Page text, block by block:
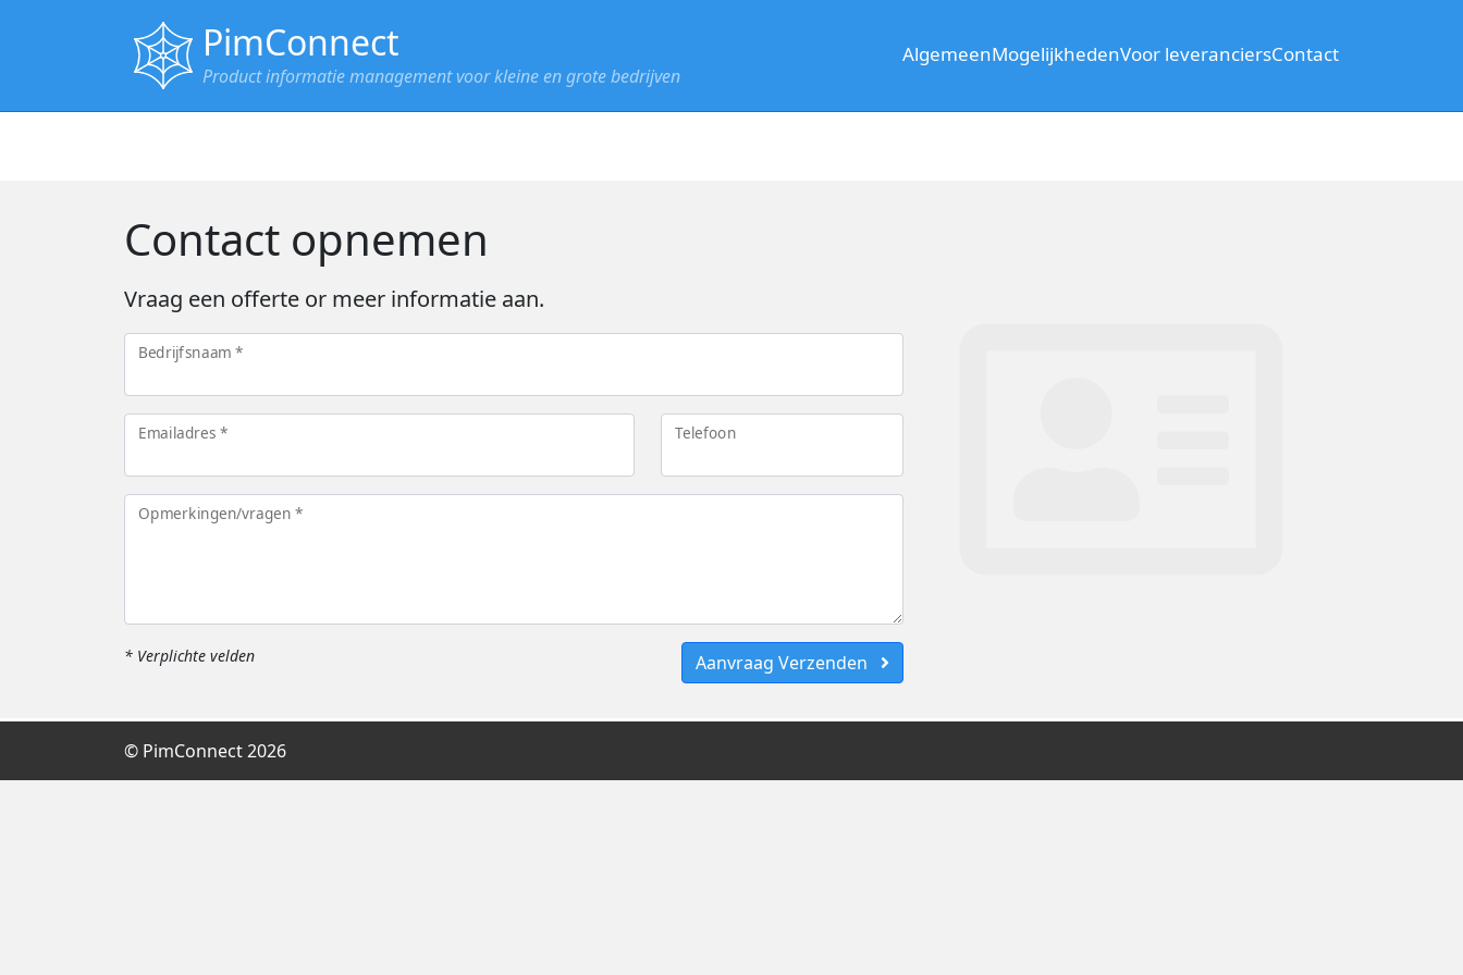
PimConnect
Product informatie management voor kleine en grote bedrijven
AlgemeenMogelijkhedenVoor leveranciersContact
Contact opnemen
Vraag een offerte or meer informatie aan.
Bedrijfsnaam *
Emailadres * Telefoon
Opmerkingen/vragen *
* Verplichte velden Aanvraag Verzenden
© PimConnect 2026